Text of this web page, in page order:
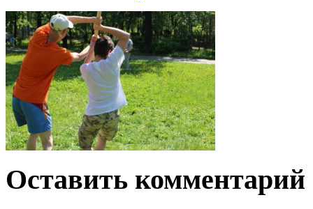
Оставить комментарий